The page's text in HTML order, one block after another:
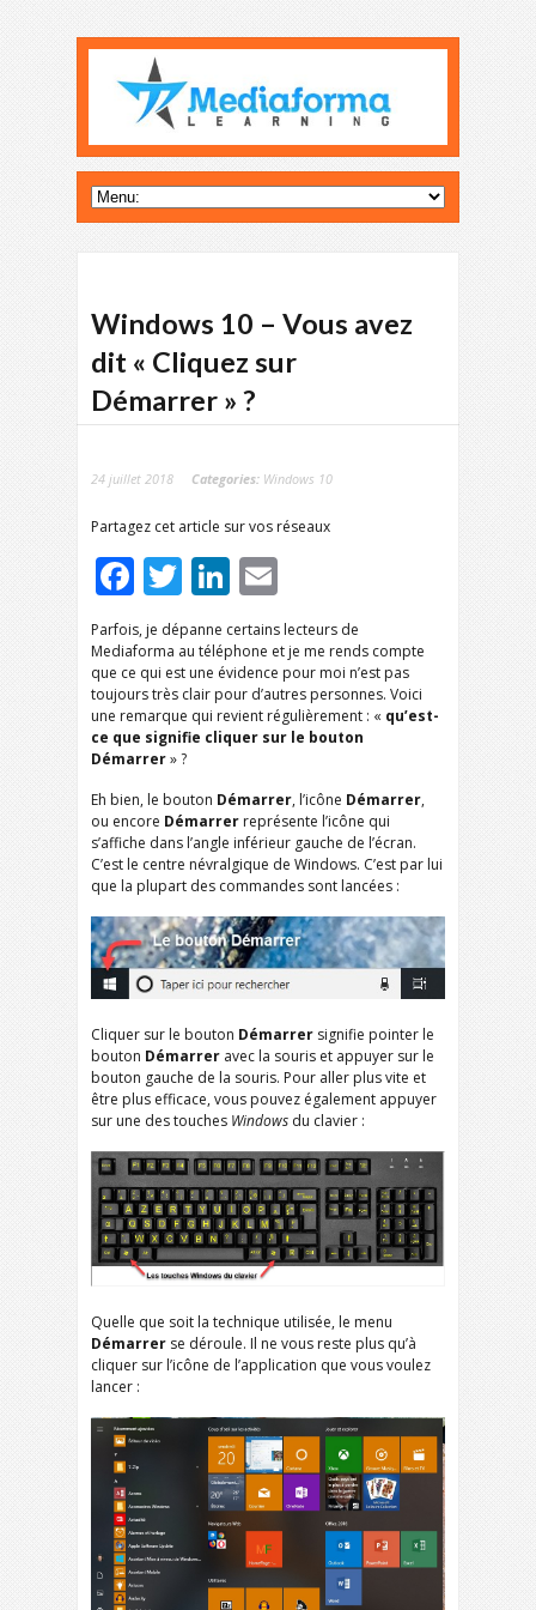
Windows 10 – Vous avez
dit « Cliquez sur
Démarrer » ?
24 juillet 2018 Categories: Windows 10
Partagez cet article sur vos réseaux
Facebook
TwitterLinkedIn
Parfois, je dépanne certains lecteurs de
Mediaforma au téléphone et je me rends compte
que ce qui est une évidence pour moi n’est pas
toujours très clair pour d’autres personnes. Voici
une remarque qui revient régulièrement : « qu’est-
ce que signifie cliquer sur le bouton
Démarrer» ?
Eh bien, le bouton Démarrer, l’icône Démarrer,
ou encore Démarrer représente l’icône qui
s’affiche dans l’angle inférieur gauche de l’écran.
C’est le centre névralgique de Windows. C’est par lui
que la plupart des commandes sont lancées :
Cliquer sur le bouton Démarrer signifie pointer le
bouton Démarrer avec la souris et appuyer sur le
bouton gauche de la souris. Pour aller plus vite et
être plus efficace, vous pouvez également appuyer
sur une des touches Windows du clavier :
Quelle que soit la technique utilisée, le menu
Démarrer se déroule. Il ne vous reste plus qu’à
cliquer sur l’icône de l’application que vous voulez
lancer :